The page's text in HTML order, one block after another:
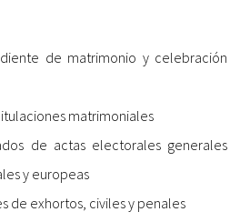
de matrimonio y celebración
matrimoniales
de actas electorales generales
y europeas
de exhortos, civiles y penales